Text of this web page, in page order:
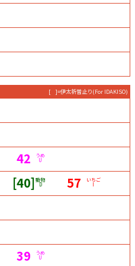
[ ]=伊太祈曽止り(For IDAKISO)
42 うめ
U
[40] 動物
D 57 いちご
I
39 うめ
U